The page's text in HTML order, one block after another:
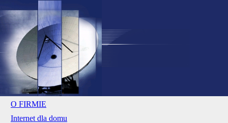
O FIRMIE
Internet dla domu